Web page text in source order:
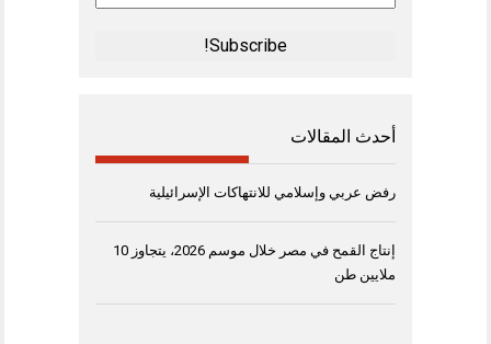
Address
أحدث المقالات
رفض عربي وإسلامي للانتهاكات الإسرائيلية
إنتاج القمح في مصر خلال موسم 2026، يتجاوز 10
ملايين طن